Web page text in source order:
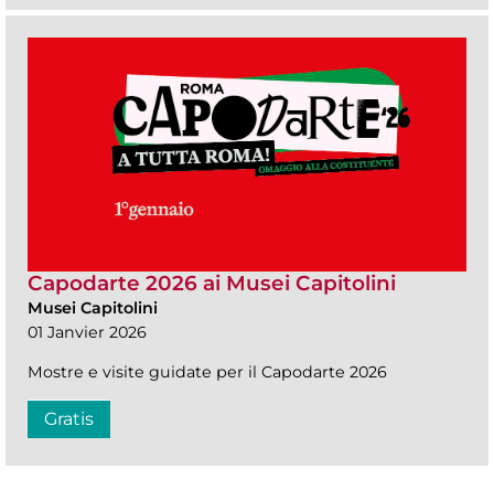
Capodarte 2026 ai Musei Capitolini
Musei Capitolini
01 Janvier 2026
Mostre e visite guidate per il Capodarte 2026
Gratis